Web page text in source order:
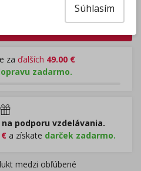
za ďalších 49.00€
zadarmo.
na podporu vzdelávania.
€ a získate darček zadarmo.
medzi obľúbené
Súhlasím